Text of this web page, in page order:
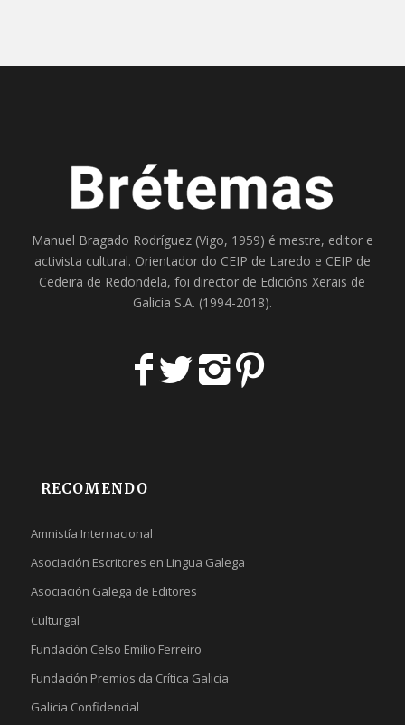
Manuel Bragado Rodríguez (Vigo, 1959) é mestre, editor e
activista cultural. Orientador do CEIP de Laredo e CEIP de
Cedeira de Redondela, foi director de Edicións Xerais de
Galicia S.A. (1994-2018).
RECOMENDO
Amnistía Internacional
Asociación Escritores en Lingua Galega
Asociación Galega de Editores
Culturgal
Fundación Celso Emilio Ferreiro
Fundación Premios da Crítica Galicia
Galicia Confidencial